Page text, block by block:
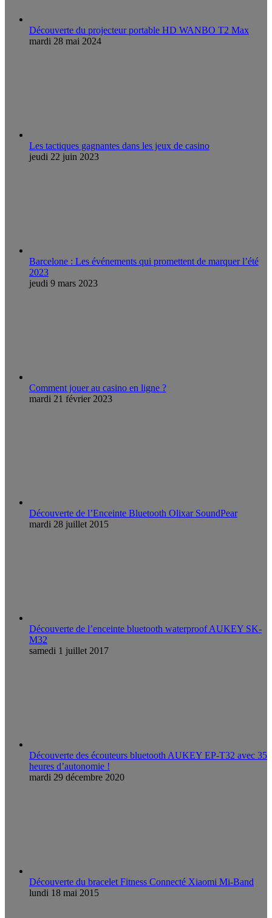
Découverte du projecteur portable HD WANBO T2 Max
mardi 28 mai 2024
Les tactiques gagnantes dans les jeux de casino
jeudi 22 juin 2023
Barcelone : Les événements qui promettent de marquer l’été
2023
jeudi 9 mars 2023
Comment jouer au casino en ligne ?
mardi 21 février 2023
Découverte de l’Enceinte Bluetooth Olixar SoundPear
mardi 28 juillet 2015
Découverte de l’enceinte bluetooth waterproof AUKEY SK-
M32
samedi 1 juillet 2017
Découverte des écouteurs bluetooth AUKEY EP-T32 avec 35
heures d’autonomie !
mardi 29 décembre 2020
Découverte du bracelet Fitness Connecté Xiaomi Mi-Band
lundi 18 mai 2015